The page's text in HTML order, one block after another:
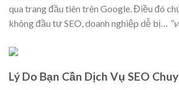
qua trang đầu tiên trên Google. Điều đó
không đầu tư SEO, doanh nghiệp dễ bị…
Lý Do Bạn Cần Dịch Vụ SEO